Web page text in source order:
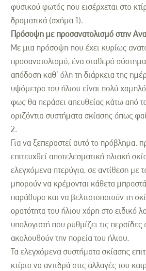
φυσικού φωτός που εισέρχεται στο
δραματικά (σχήμα 1).
Πρόσοψη με προσανατολισμό στην
Με μια πρόσοψη που έχει κυρίως
προσανατολισμό, ένα σταθερό
απόδοση καθ’ όλη τη διάρκεια της
υψόμετρο του ήλιου είναι πολύ
φως θα περάσει απευθείας κάτω από
οριζόντια συστήματα σκίασης όπως
2.
Για να ξεπεραστεί αυτό το πρόβλημα,
επιτευχθεί αποτελεσματική ηλιακή
ελεγχόμενα πτερύγια, σε αντίθεση με
μπορούν να κρέμονται κάθετα
παράθυρο και να βελτιστοποιούν τη
ορατότητα του ήλιου χάρη στο ειδικό
υπολογιστή που ρυθμίζει τις περσίδες
ακολουθούν την πορεία του ήλιου.
Τα ελεγχόμενα συστήματα σκίασης
κτίριο να αντιδρά στις αλλαγές του